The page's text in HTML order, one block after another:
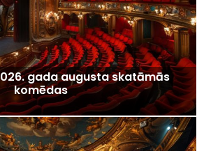
gada augusta skatāmās
komēdas